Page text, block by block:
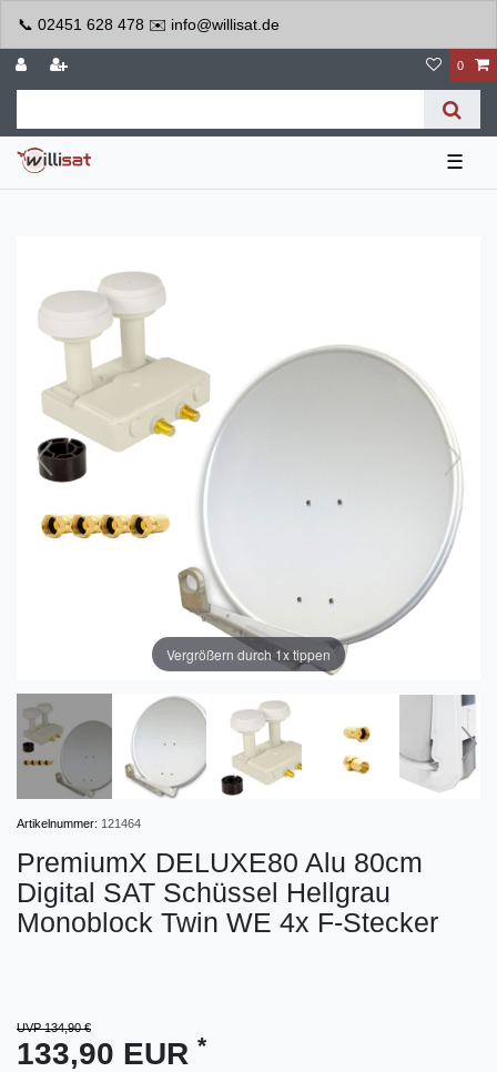
📞 02451 628 478 ✉️ info@willisat.de
0
☰
Vergrößern durch 1x tippen
Artikelnummer: 121464
PremiumX DELUXE80 Alu 80cm
Digital SAT Schüssel Hellgrau
Monoblock Twin WE 4x F-Stecker
UVP 134,90 €
133,90 EUR *